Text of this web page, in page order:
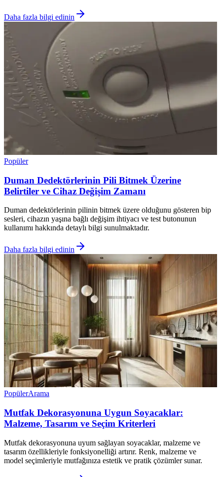
Daha fazla bilgi edinin
Popüler
Duman Dedektörlerinin Pili Bitmek Üzerine
Belirtiler ve Cihaz Değişim Zamanı
Duman dedektörlerinin pilinin bitmek üzere olduğunu gösteren bip
sesleri, cihazın yaşına bağlı değişim ihtiyacı ve test butonunun
kullanımı hakkında detaylı bilgi sunulmaktadır.
Daha fazla bilgi edinin
PopülerArama
Mutfak Dekorasyonuna Uygun Soyacaklar:
Malzeme, Tasarım ve Seçim Kriterleri
Mutfak dekorasyonuna uyum sağlayan soyacaklar, malzeme ve
tasarım özellikleriyle fonksiyonelliği artırır. Renk, malzeme ve
model seçimleriyle mutfağınıza estetik ve pratik çözümler sunar.